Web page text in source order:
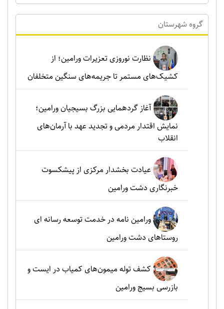
گروه شهرستان
نظارت نوروزی تعزیرات ورامین؛ از
کشیک‌های مستمر تا جریمه‌های سنگین متخلفان
آغاز گردهمایی بزرگ بسیجیان ورامین؛
نمایش اقتدار مردمی و تجدید عهد با آرمان‌های
انقلاب
عیادت بخشدار مرکزی از پیشکسوت
خبرنگاری دشت ورامین
ورامین نامه در خدمت توسعه رسانه ای
روستاهای دشت ورامین
کشف توله میمون‌های کمیاب در ایست و
بازرسی بسیج ورامین